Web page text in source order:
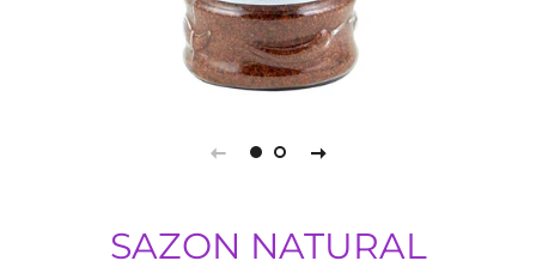
SAZON NATURAL